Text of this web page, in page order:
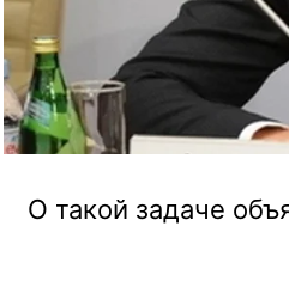
О такой задаче